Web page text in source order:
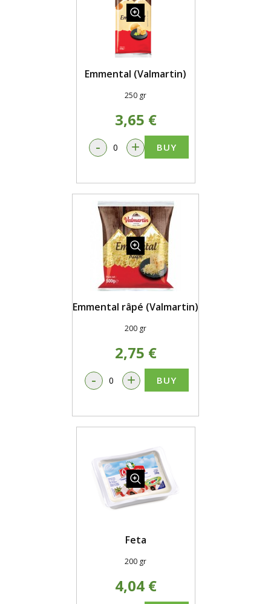
Emmental (Valmartin)
250 gr
3,65 €
- + BUY
Emmental râpé (Valmartin)
200 gr
2,75 €
- + BUY
Feta
200 gr
4,04 €